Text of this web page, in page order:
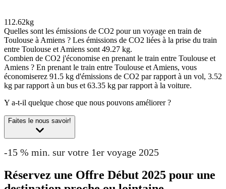
112.62kg
Quelles sont les émissions de CO2 pour un voyage en train de
Toulouse à Amiens ? Les émissions de CO2 liées à la prise du train
entre Toulouse et Amiens sont 49.27 kg.
Combien de CO2 j'économise en prenant le train entre Toulouse et
Amiens ? En prenant le train entre Toulouse et Amiens, vous
économiserez 91.5 kg d'émissions de CO2 par rapport à un vol, 3.52
kg par rapport à un bus et 63.35 kg par rapport à la voiture.
Y a-t-il quelque chose que nous pouvons améliorer ?
Faites le nous savoir!
-15 % min. sur votre 1er voyage 2025
Réservez une Offre Début 2025 pour une